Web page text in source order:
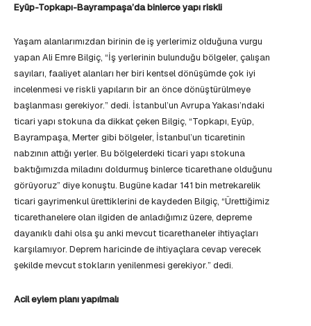
Eyüp-Topkapı-Bayrampaşa’da binlerce yapı riskli
Yaşam alanlarımızdan birinin de iş yerlerimiz olduğuna vurgu
yapan Ali Emre Bilgiç, “İş yerlerinin bulunduğu bölgeler, çalışan
sayıları, faaliyet alanları her biri kentsel dönüşümde çok iyi
incelenmesi ve riskli yapıların bir an önce dönüştürülmeye
başlanması gerekiyor.” dedi. İstanbul’un Avrupa Yakası’ndaki
ticari yapı stokuna da dikkat çeken Bilgiç, “Topkapı, Eyüp,
Bayrampaşa, Merter gibi bölgeler, İstanbul’un ticaretinin
nabzının attığı yerler. Bu bölgelerdeki ticari yapı stokuna
baktığımızda miladını doldurmuş binlerce ticarethane olduğunu
görüyoruz” diye konuştu. Bugüne kadar 141 bin metrekarelik
ticari gayrimenkul ürettiklerini de kaydeden Bilgiç, “Ürettiğimiz
ticarethanelere olan ilgiden de anladığımız üzere, depreme
dayanıklı dahi olsa şu anki mevcut ticarethaneler ihtiyaçları
karşılamıyor. Deprem haricinde de ihtiyaçlara cevap verecek
şekilde mevcut stokların yenilenmesi gerekiyor.” dedi.
Acil eylem planı yapılmalı